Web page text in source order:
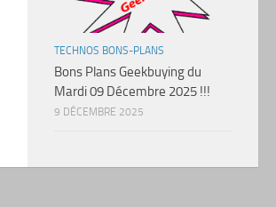
TECHNOS BONS-PLANS
Bons Plans Geekbuying du
Mardi 09 Décembre 2025 !!!
9 DÉCEMBRE 2025